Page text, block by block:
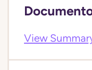
View